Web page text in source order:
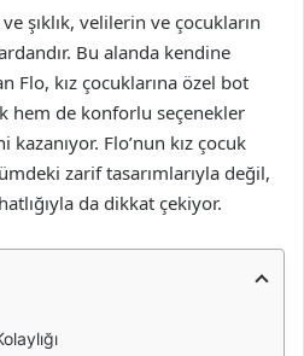
şıklık, velilerin ve çocukların
Bu alanda kendine
Flo, kız çocuklarına özel bot
hem de konforlu seçenekler
Flo’nun kız çocuk
zarif tasarımlarıyla değil,
da dikkat çekiyor.